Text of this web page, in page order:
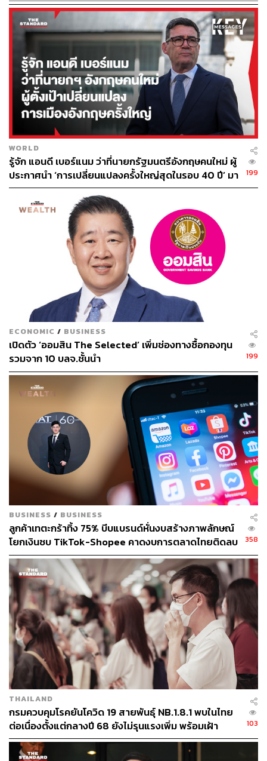
TAGS: โรคระบาด เชื้อไวรัสโคโรนา
WORLD
รู้จัก แอนดี เบอร์แนม ว่าที่นายกรัฐมนตรีอังกฤษคนใหม่ ผู้
ประกาศนำ ‘การเปลี่ยนแปลงครั้งใหญ่สุดในรอบ 40 ปี’ มา
สู่การเมืองอังกฤษ
199
ECONOMIC / BUSINESS
เปิดตัว ‘ออมสิน The Selected’ เพิ่มช่องทางซื้อกองทุน
รวมจาก 10 บลจ.ชั้นนำ
199
BUSINESS / BUSINESS
ลูกค้าเทตะกร้าทิ้ง 75% บีบแบรนด์หั่นงบสร้างภาพลักษณ์
โยกเงินซบ TikTok-Shopee คาดงบการตลาดไทยติดลบ
ครั้งแรกในรอบ 14 ปี
358
THAILAND
กรมควบคุมโรคยันโควิด 19 สายพันธุ์ NB.1.8.1 พบในไทย
ต่อเนื่องตั้งแต่กลางปี 68 ยังไม่รุนแรงเพิ่ม พร้อมเฝ้า
ระวัง-ติดตามใกล้ชิด
103